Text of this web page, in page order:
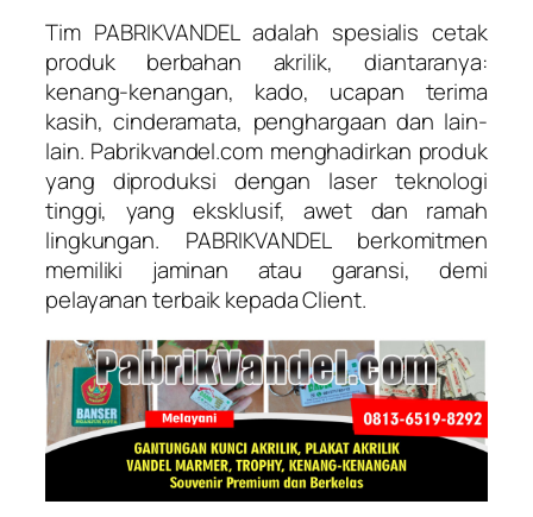
Tim PABRIKVANDEL adalah spesialis cetak
produk berbahan akrilik, diantaranya:
kenang-kenangan, kado, ucapan terima
kasih, cinderamata, penghargaan dan lain-
lain. Pabrikvandel.com menghadirkan produk
yang diproduksi dengan laser teknologi
tinggi, yang eksklusif, awet dan ramah
lingkungan. PABRIKVANDEL berkomitmen
memiliki jaminan atau garansi, demi
pelayanan terbaik kepada Client.